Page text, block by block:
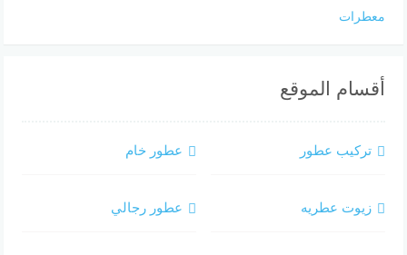
معطرات
أقسام الموقع
تركيب عطور
زيوت عطريه
عطور خام
عطور رجالي